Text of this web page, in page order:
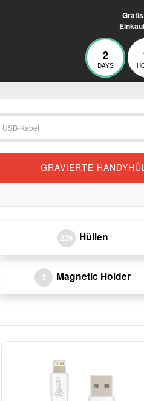
2
DAYS
GRAVIERTE
229 Hüllen
2 Magnetic Holder